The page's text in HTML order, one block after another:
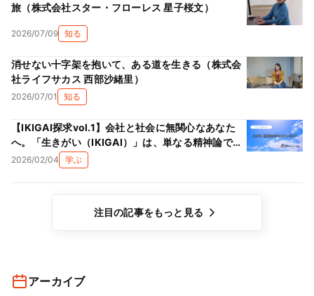
旅（株式会社スター・フローレス 星子桜文）
2026/07/09 知る
消せない十字架を抱いて、ある道を生きる（株式会
社ライフサカス 西部沙緒里）
2026/07/01 知る
【IKIGAI探求vol.1】会社と社会に無関心なあなた
へ。「生きがい（IKIGAI）」は、単なる精神論では
ない理由
2026/02/04 学ぶ
注目の記事をもっと見る
アーカイブ